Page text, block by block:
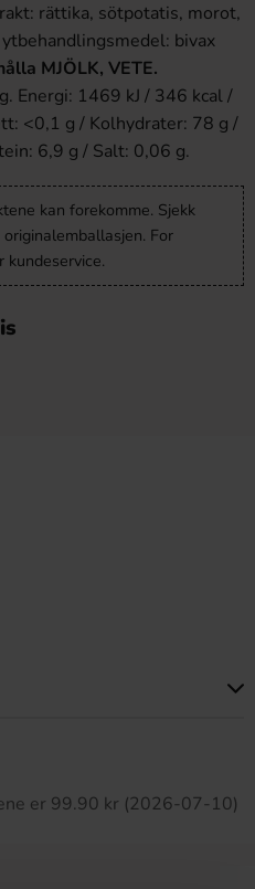
rättika, sötpotatis, morot,
bivax
MJÖLK, VETE.
Energi: 1469 kJ / 346 kcal /
<0,1 g / Kolhydrater: 78 g /
6,9 g / Salt: 0,06 g.
kan forekomme. Sjekk
For
kundeservice.
er 99.90 kr (2026-07-10)